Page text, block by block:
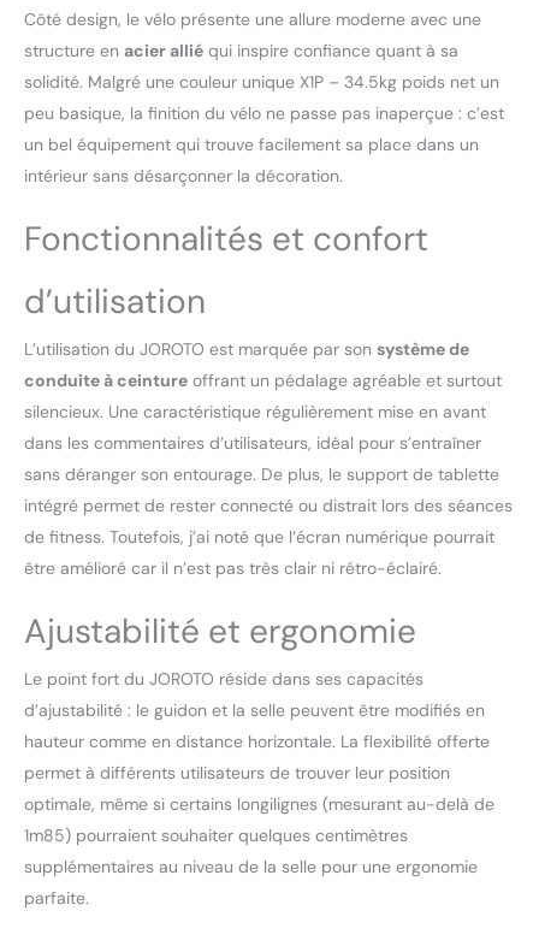
silencieux (<15dB). Le
volant d'inertie de 7.3
lbs/3.3 kg assure une
puissance constante et
un mouvement fluide à
toutes intensités – du
cardio léger à
idéal pour un exercice
Conçue avec un acier
renforcé premium et un
cadre ultra-résistant,
cette vélo d'appartement
exceptionnelle et une
stabilité robuste,
supportant des
utilisateurs jusqu'à 300
construction rigoureuse
garantit des
stables pendant les
entraînements intenses,
assurant fiabilité durable
et confort constant pour
votre routine de fitness.
RÉGLAGE HAUTEUR 7
POSITIONS SANS OUTIL:
Conçu pour le fitness à
Côté design, le vélo présente une allure moderne avec une
structure en acier allié qui inspire confiance quant à sa
solidité. Malgré une couleur unique X1P – 34.5kg poids net un
peu basique, la finition du vélo ne passe pas inaperçue : c’est
un bel équipement qui trouve facilement sa place dans un
intérieur sans désarçonner la décoration.
Fonctionnalités et confort
d’utilisation
L’utilisation du JOROTO est marquée par son système de
conduite à ceinture offrant un pédalage agréable et surtout
silencieux. Une caractéristique régulièrement mise en avant
dans les commentaires d’utilisateurs, idéal pour s’entraîner
sans déranger son entourage. De plus, le support de tablette
intégré permet de rester connecté ou distrait lors des séances
de fitness. Toutefois, j’ai noté que l’écran numérique pourrait
être amélioré car il n’est pas très clair ni rétro-éclairé.
Ajustabilité et ergonomie
Le point fort du JOROTO réside dans ses capacités
d’ajustabilité : le guidon et la selle peuvent être modifiés en
hauteur comme en distance horizontale. La flexibilité offerte
permet à différents utilisateurs de trouver leur position
optimale, même si certains longilignes (mesurant au-delà de
1m85) pourraient souhaiter quelques centimètres
supplémentaires au niveau de la selle pour une ergonomie
parfaite.